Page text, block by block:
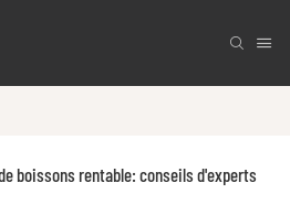
boissons rentable: conseils d'experts